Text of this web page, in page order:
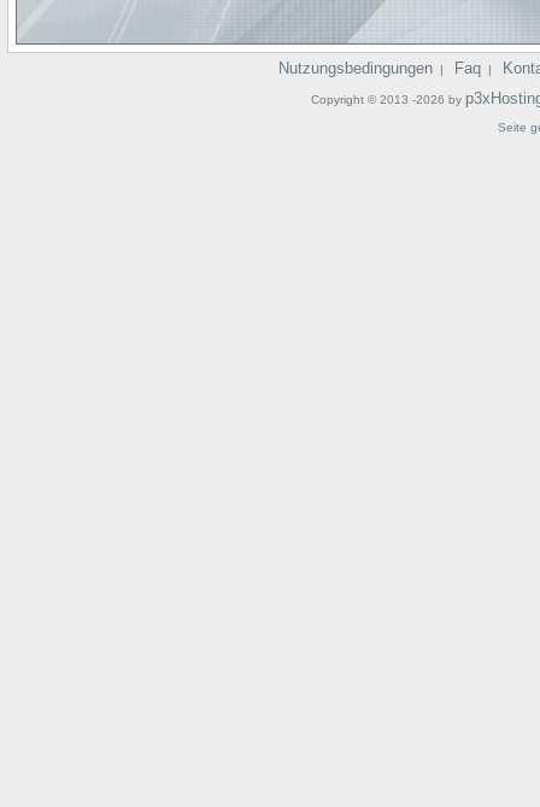
Nutzungsbedingungen | Faq |
Copyright © 2013 -2026 by
Seite